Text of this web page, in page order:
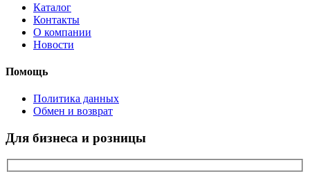
Каталог
Контакты
О компании
Новости
Помощь
Политика данных
Обмен и возврат
Для бизнеса и розницы